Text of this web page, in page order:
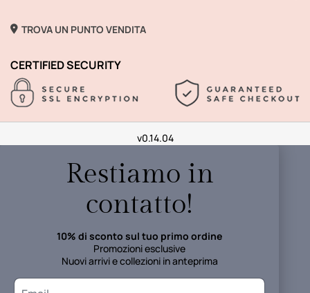
TROVA UN PUNTO VENDITA
CERTIFIED SECURITY
v0.14.04
Restiamo in
contatto!
10% di sconto sul tuo primo ordine
Promozioni esclusive
Nuovi arrivi e collezioni in anteprima